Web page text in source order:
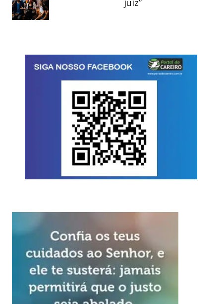
juiz”